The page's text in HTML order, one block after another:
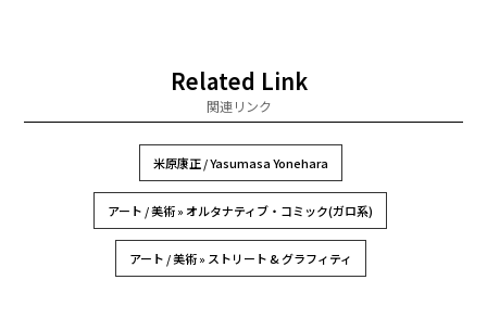
Related Link
関連リンク
米原康正 / Yasumasa Yonehara
アート / 美術 » オルタナティブ・コミック(ガロ系)
アート / 美術 » ストリート & グラフィティ